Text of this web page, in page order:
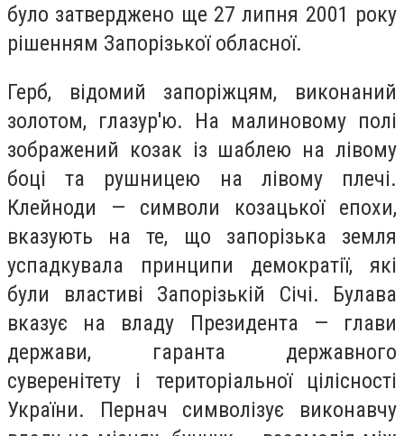
було затверджено ще 27 липня 2001 року
рішенням Запорізької обласної.
Герб, відомий запоріжцям, виконаний
золотом, глазур'ю. На малиновому полі
зображений козак із шаблею на лівому
боці та рушницею на лівому плечі.
Клейноди — символи козацької епохи,
вказують на те, що запорізька земля
успадкувала принципи демократії, які
були властиві Запорізькій Січі. Булава
вказує на владу Президента — глави
держави, гаранта державного
суверенітету і територіальної цілісності
України. Пернач символізує виконавчу